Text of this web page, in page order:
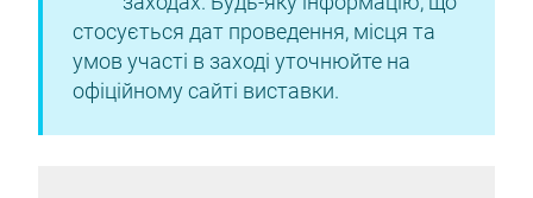
стосується дат проведення, місця та
умов участі в заході уточнюйте на
офіційному сайті виставки.